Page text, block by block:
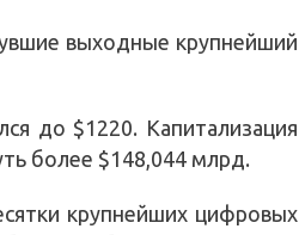
выходные крупнейший
до $1220. Капитализация
более $148,044 млрд.
крупнейших цифровых